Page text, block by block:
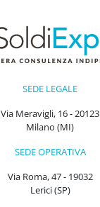
SEDE LEGALE
Via Meravigli, 16 - 20123
Milano (MI)
SEDE OPERATIVA
Via Roma, 47 - 19032
Lerici (SP)